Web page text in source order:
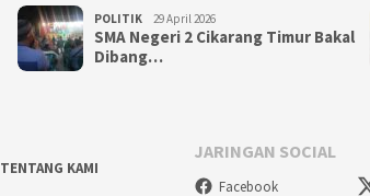
POLITIK 29 April 2026
SMA Negeri 2 Cikarang Timur Bakal
Dibang…
TENTANG KAMI
JARINGAN SOCIAL
Facebook